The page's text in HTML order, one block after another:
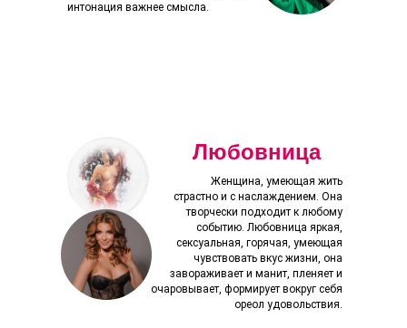
Женщина, умеющая жить
страстно и с наслаждением. Она
творчески подходит к любому
событию. Любовница яркая,
сексуальная, горячая, умеющая
чувствовать вкус жизни, она
завораживает и манит, пленяет и
очаровывает, формирует вокруг себя
ореол удовольствия.
Любовница
интонация важнее смысла.